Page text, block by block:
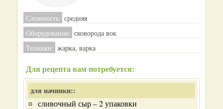
Сложность: средняя
Оборудование: сковорода вок
Техники: жарка, варка
Для рецепта вам потребуется:
для начинки::
сливочный сыр – 2 упаковки